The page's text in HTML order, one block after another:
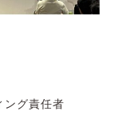
ング責任者